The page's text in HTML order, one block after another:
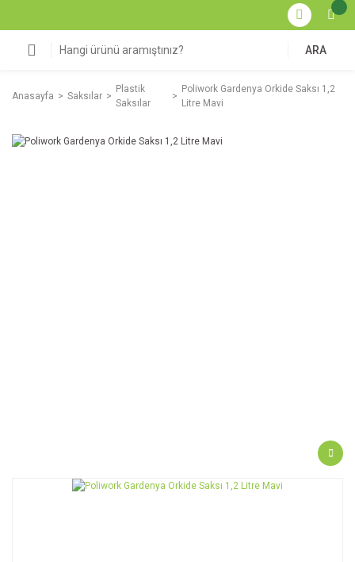
ARA
Anasayfa Saksılar
Plastik
Saksılar
Poliwork Gardenya Orkide Saksı 1,2
Litre Mavi